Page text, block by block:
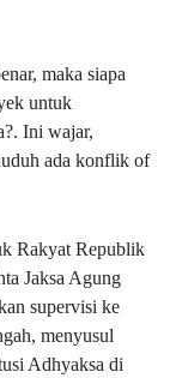
maka siapa
untuk
Ini wajar,
ada konflik of
Rakyat Republik
Jaksa Agung
supervisi ke
menyusul
Adhyaksa di